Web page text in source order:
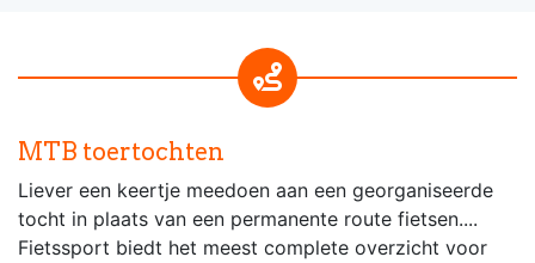
MTB toertochten
Liever een keertje meedoen aan een georganiseerde
tocht in plaats van een permanente route fietsen....
Fietssport biedt het meest complete overzicht voor